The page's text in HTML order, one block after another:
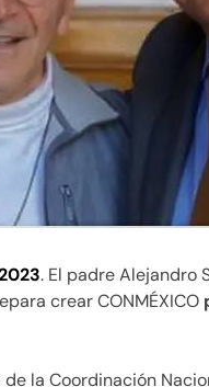
. El padre Alejandro
crear CONMÉXICO
la Coordinación